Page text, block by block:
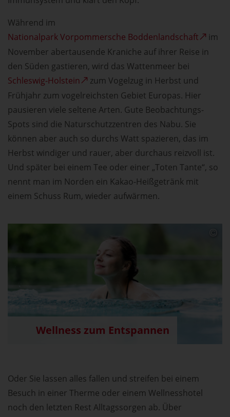
Während im
Nationalpark Vorpommersche Boddenlandschaft
im
November abertausende Kraniche auf ihrer Reise in
den Süden gastieren, wird das Wattenmeer bei
Schleswig-Holstein
zum Vogelzug in Herbst und
Frühjahr zum vogelreichsten Gebiet Europas. Hier
pausieren viele seltene Arten. Gute Beobachtungs-
Spots sind die Naturschutzzentren des Nabu. Sie
können aber auch so durchs Watt spazieren, das im
Herbst windiger und rauer, aber durchaus reizvoll ist.
Und später bei einem Tee oder einer „Toten Tante“, so
nennt man im Norden ein Kakao-Heißgetränk mit
einem Schuss Rum, wieder aufwärmen.
Wellness zum Entspannen
Oder Sie lassen alles fallen und streifen bei einem
Besuch in einer Therme oder einem Wellnesshotel
noch den letzten Rest Alltagssorgen ab. Über